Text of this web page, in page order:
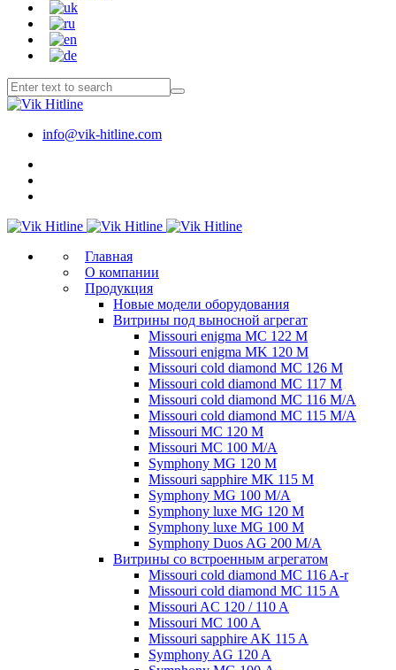
info@vik-hitline.com
Главная
О компании
Продукция
Новые модели оборудования
Витрины под выносной агрегат
Missouri enigma MC 122 M
Missouri enigma MK 120 M
Missouri cold diamond MC 126 M
Missouri cold diamond MC 117 M
Missouri cold diamond MC 116 M/A
Missouri cold diamond MC 115 M/A
Missouri MC 120 M
Missouri MC 100 M/A
Symphony MG 120 M
Missouri sapphire MK 115 M
Symphony MG 100 M/А
Symphony luxe MG 120 M
Symphony luxe MG 100 M
Symphony Duos AG 200 M/A
Витрины со встроенным агрегатом
Missouri cold diamond MC 116 A-r
Missouri cold diamond MC 115 A
Missouri AC 120 / 110 A
Missouri MC 100 A
Missouri sapphire AK 115 A
Symphony AG 120 A